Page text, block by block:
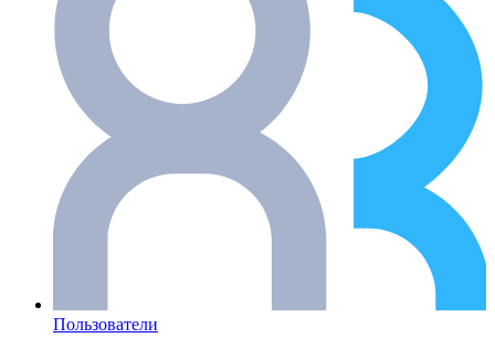
Пользователи